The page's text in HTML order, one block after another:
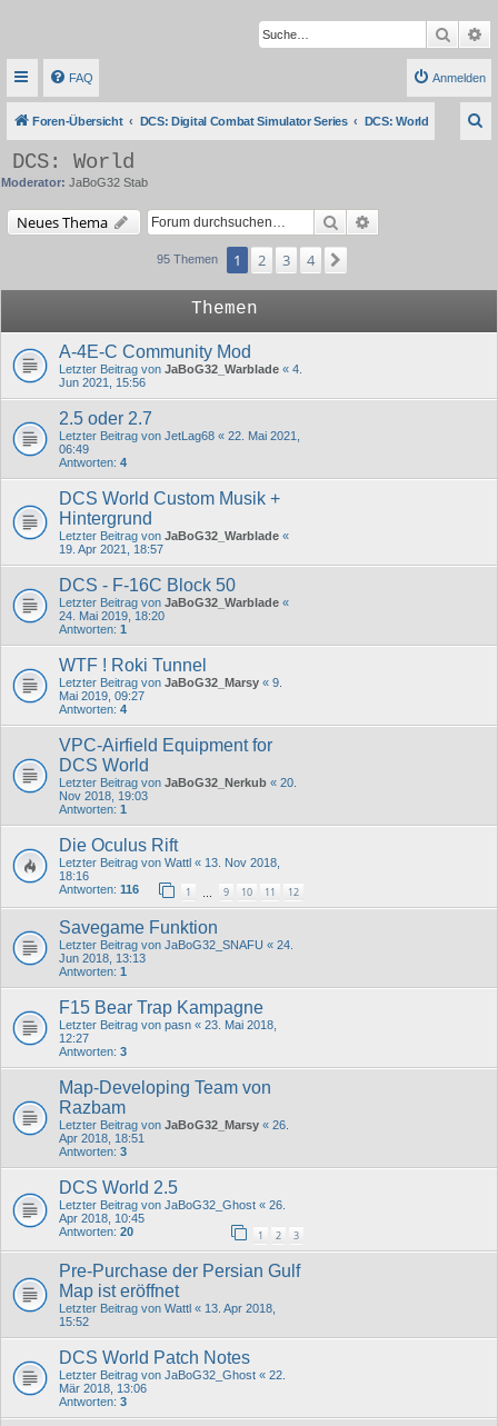
Suche
FAQ Anmelden
Foren-Übersicht DCS: Digital Combat Simulator Series DCS: World
DCS: World
Moderator: JaBoG32 Stab
Neues Thema Suche
95 Themen 1 2 3 4
Themen
A-4E-C Community Mod
Letzter Beitrag von JaBoG32_Warblade « 4.
Jun 2021, 15:56
2.5 oder 2.7
Letzter Beitrag von JetLag68 « 22. Mai 2021,
06:49
Antworten: 4
DCS World Custom Musik +
Hintergrund
Letzter Beitrag von JaBoG32_Warblade «
19. Apr 2021, 18:57
DCS - F-16C Block 50
Letzter Beitrag von JaBoG32_Warblade «
24. Mai 2019, 18:20
Antworten: 1
WTF ! Roki Tunnel
Letzter Beitrag von JaBoG32_Marsy « 9.
Mai 2019, 09:27
Antworten: 4
VPC-Airfield Equipment for
DCS World
Letzter Beitrag von JaBoG32_Nerkub « 20.
Nov 2018, 19:03
Antworten: 1
Die Oculus Rift
Letzter Beitrag von Wattl « 13. Nov 2018,
18:16
Antworten: 116 1 9 10 11 12
Savegame Funktion
Letzter Beitrag von JaBoG32_SNAFU « 24.
Jun 2018, 13:13
Antworten: 1
F15 Bear Trap Kampagne
Letzter Beitrag von pasn « 23. Mai 2018,
12:27
Antworten: 3
Map-Developing Team von
Razbam
Letzter Beitrag von JaBoG32_Marsy « 26.
Apr 2018, 18:51
Antworten: 3
DCS World 2.5
Letzter Beitrag von JaBoG32_Ghost « 26.
Apr 2018, 10:45
Antworten: 20 1 2 3
Pre-Purchase der Persian Gulf
Map ist eröffnet
Letzter Beitrag von Wattl « 13. Apr 2018,
15:52
DCS World Patch Notes
Letzter Beitrag von JaBoG32_Ghost « 22.
Mär 2018, 13:06
Antworten: 3